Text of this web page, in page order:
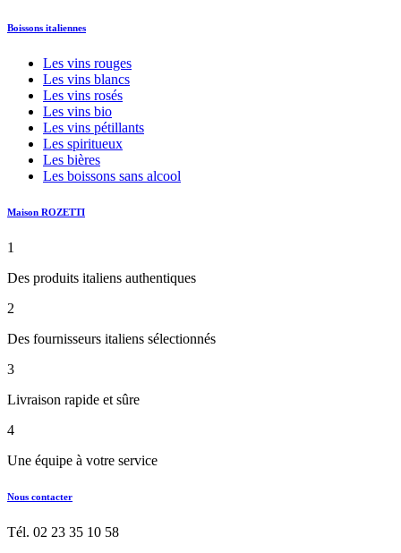
Boissons italiennes
Les vins rouges
Les vins blancs
Les vins rosés
Les vins bio
Les vins pétillants
Les spiritueux
Les bières
Les boissons sans alcool
Maison ROZETTI
1
Des produits italiens authentiques
2
Des fournisseurs italiens sélectionnés
3
Livraison rapide et sûre
4
Une équipe à votre service
Nous contacter
Tél. 02 23 35 10 58